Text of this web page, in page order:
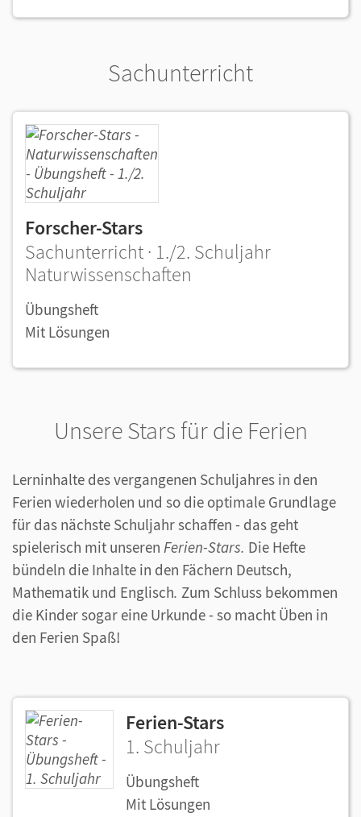
Sachunterricht
Forscher-Stars
Sachunterricht · 1./2. Schuljahr
Naturwissenschaften
Übungsheft
Mit Lösungen
Unsere Stars für die Ferien
Lerninhalte des vergangenen Schuljahres in den
Ferien wiederholen und so die optimale Grundlage
für das nächste Schuljahr schaffen - das geht
spielerisch mit unseren Ferien-Stars. Die Hefte
bündeln die Inhalte in den Fächern Deutsch,
Mathematik und Englisch. Zum Schluss bekommen
die Kinder sogar eine Urkunde - so macht Üben in
den Ferien Spaß!
Ferien-Stars
1. Schuljahr
Übungsheft
Mit Lösungen